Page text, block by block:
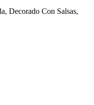
Decorado Con Salsas,